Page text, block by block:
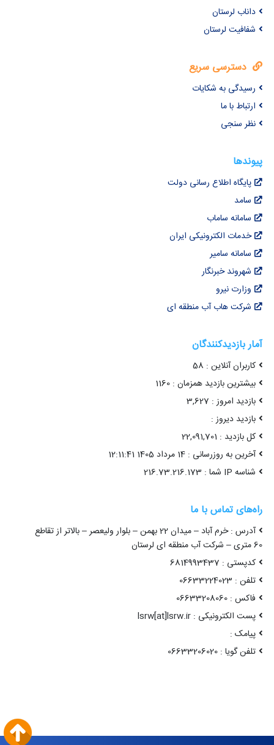
داناب لرستان
شفافیت لرستان
دسترسی سریع
رسیدگی به شکایات
ارتباط با ما
نظر سنجی
پیوندها
پایگاه اطلاع رسانی دولت
سامد
سامانه ساماب
خدمات الکترونیکی ایران
سامانه سامیر
شهروند خبرنگار
وزارت نیرو
شرکت هاب آب منطقه ای
آمار بازدیدکنندگان
کاربران آنلاین : 58
بیشترین بازدید همزمان : 1160
بازدید امروز : 3,627
بازدید دیروز :
کل بازدید : 22,091,701
آخرین به روزرسانی : 14 مرداد 1405 12:11:41
شناسه IP شما : 216.73.216.173
راه‌های تماس با ما
آدرس : خرم آباد – میدان 22 بهمن – بلوار ولیعصر – بالاتر از تقاطع
60 متری – شرکت آب منطقه ای لرستان
کدپستی : 6814993437
تلفن : 06633224023
فاکس : 06633208060
پست الکترونیکی : lsrw[at]lsrw.ir
پیامک :
تلفن گویا : 06633206020